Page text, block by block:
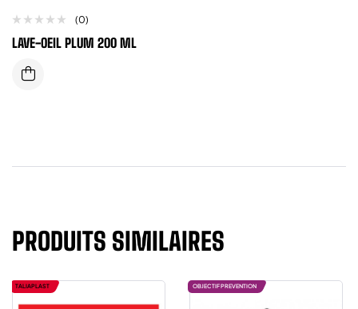
(0)
LAVE-OEIL PLUM 200 ML
PRODUITS SIMILAIRES
TALIAPLAST OBJECTIF PREVENTION